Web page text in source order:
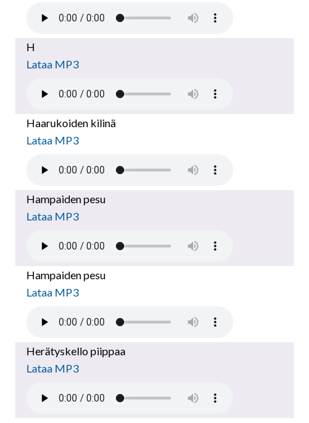
H
Lataa MP3
Haarukoiden kilinä
Lataa MP3
Hampaiden pesu
Lataa MP3
Hampaiden pesu
Lataa MP3
Herätyskello piippaa
Lataa MP3